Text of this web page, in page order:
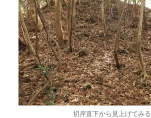
切岸直下から見上げてみる